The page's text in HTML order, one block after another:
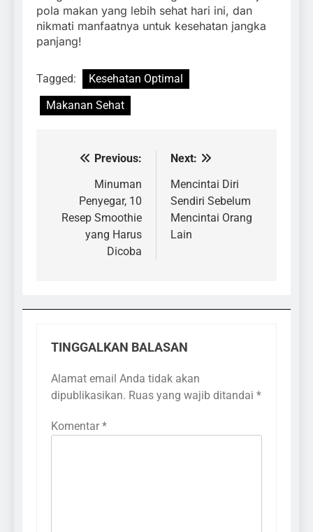
pola makan yang lebih sehat hari ini, dan
nikmati manfaatnya untuk kesehatan jangka
panjang!
Tagged:
Kesehatan Optimal
Makanan Sehat
NavigasiPrevious:
Minuman
Penyegar, 10
Resep Smoothie
yang Harus
Dicoba
Next:
Mencintai Diri
Sendiri Sebelum
Mencintai Orang
Lain
TINGGALKAN BALASAN
Alamat email Anda tidak akan
dipublikasikan. Ruas yang wajib ditandai *
Komentar *